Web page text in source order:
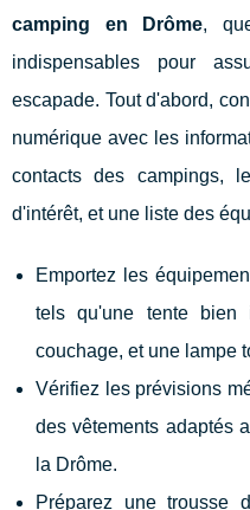
camping en Drôme,
indispensables pour
escapade. Tout d'abord,
numérique avec les
contacts des campings,
d'intérêt, et une liste des
Emportez les
tels qu'une tente bien
couchage, et une lampe
Vérifiez les prévisions
des vêtements adaptés
la Drôme.
Préparez une trousse